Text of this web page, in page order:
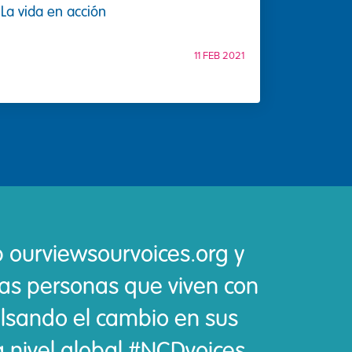
La vida en acción
11 FEB 2021
y
personas que viven con
el cambio en sus